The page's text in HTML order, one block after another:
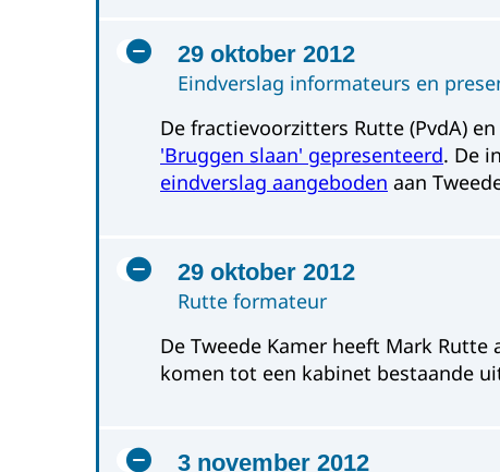
29 oktober 2012
Eindverslag informateurs en
De fractievoorzitters Rutte (PvdA)
'Bruggen slaan' gepresenteerd. De
eindverslag aangeboden aan
29 oktober 2012
Rutte formateur
De Tweede Kamer heeft Mark
komen tot een kabinet bestaande
3 november 2012